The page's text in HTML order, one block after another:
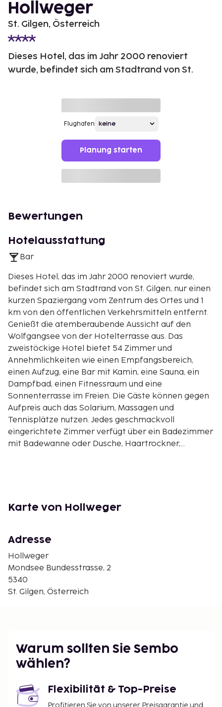
Hollweger
St. Gilgen, Österreich
Dieses Hotel, das im Jahr 2000 renoviert
wurde, befindet sich am Stadtrand von St.
Flughafen
Planung starten
Bewertungen
Hotelausstattung
Bar
Dieses Hotel, das im Jahr 2000 renoviert wurde,
befindet sich am Stadtrand von St. Gilgen, nur einen
kurzen Spaziergang vom Zentrum des Ortes und 1
km von den öffentlichen Verkehrsmitteln entfernt.
Genießt die atemberaubende Aussicht auf den
Wolfgangsee von der Hotelterrasse aus. Das
zweistöckige Hotel bietet 54 Zimmer und
Annehmlichkeiten wie einen Empfangsbereich,
einen Aufzug, eine Bar mit Kamin, eine Sauna, ein
Dampfbad, einen Fitnessraum und eine
Sonnenterrasse im Freien. Die Gäste können gegen
Aufpreis auch das Solarium, Massagen und
Tennisplätze nutzen. Jedes geschmackvoll
eingerichtete Zimmer verfügt über ein Badezimmer
mit Badewanne oder Dusche, Haartrockner,
Karte von Hollweger
Adresse
Hollweger
Mondsee Bundesstrasse, 2
5340
St. Gilgen, Österreich
Warum sollten Sie Sembo
wählen?
Flexibilität & Top-Preise
Profitieren Sie von unserer Preisgarantie und